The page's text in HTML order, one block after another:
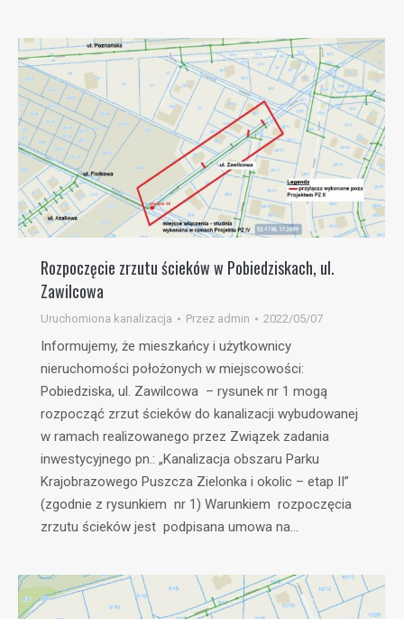
Rozpoczęcie zrzutu ścieków w Pobiedziskach, ul.
Zawilcowa
Uruchomiona kanalizacja Przez admin 2022/05/07
Informujemy, że mieszkańcy i użytkownicy
nieruchomości położonych w miejscowości:
Pobiedziska, ul. Zawilcowa – rysunek nr 1 mogą
rozpocząć zrzut ścieków do kanalizacji wybudowanej
w ramach realizowanego przez Związek zadania
inwestycyjnego pn.: „Kanalizacja obszaru Parku
Krajobrazowego Puszcza Zielonka i okolic – etap II”
(zgodnie z rysunkiem nr 1) Warunkiem rozpoczęcia
zrzutu ścieków jest podpisana umowa na…